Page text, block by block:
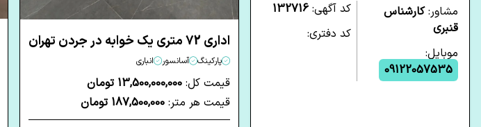
مشاور:کارشناس
قنبری
موبایل:
09122057535
کد آگهی: 132716
کد دفتری:
اداری 72 متری یک خوابه در جردن تهران
پارکینگ آسانسور انباری
قیمت کل: 13,500,000,000 تومان
قیمت هر متر: 187,500,000 تومان